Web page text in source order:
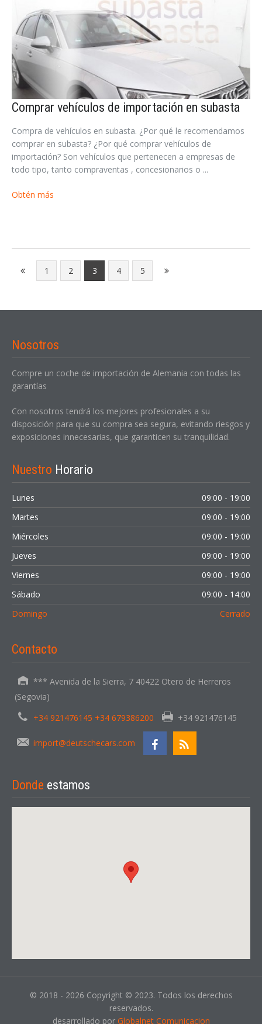
Comprar vehículos de importación en subasta
Compra de vehículos en subasta. ¿Por qué le recomendamos
comprar en subasta? ¿Por qué comprar vehículos de
importación? Son vehículos que pertenecen a empresas de
todo tipo, tanto compraventas , concesionarios o ...
Obtén más
1 2 3 4 5
Nosotros
Compre un coche de importación de Alemania con todas las
garantías
Con nosotros tendrá los mejores profesionales a su
disposición para que su compra sea segura, evitando riesgos y
exposiciones innecesarias, que garanticen su tranquilidad.
Nuestro Horario
Lunes
09:00 - 19:00
Martes
09:00 - 19:00
Miércoles
09:00 - 19:00
Jueves
09:00 - 19:00
Viernes
09:00 - 19:00
Sábado
09:00 - 14:00
Domingo
Cerrado
Contacto
*** Avenida de la Sierra, 7 40422 Otero de Herreros
(Segovia)
+34 921476145 +34 679386200
+34 921476145
import@deutschecars.com
Donde estamos
© 2018 - 2026 Copyright © 2023. Todos los derechos
reservados.
desarrollado por Globalnet Comunicacion